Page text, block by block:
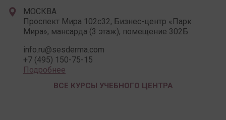
МОСКВА
Проспект Мира 102c32, Бизнес-центр «Парк
Мира», мансарда (3 этаж), помещение 302Б
info.ru@sesderma.com
+7 (495) 150-75-15
Подробнее
ВСЕ КУРСЫ УЧЕБНОГО ЦЕНТРА